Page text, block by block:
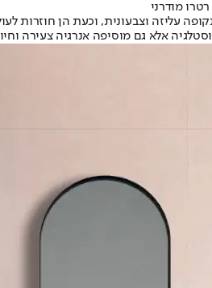
ידועות כתקופה עליזה וצבעונית, וכעת הן
אלא גם מוסיפה אנרגיה צעירה